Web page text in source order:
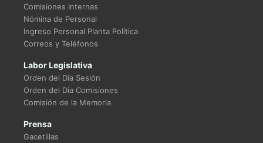
Comisiones Internas
Nómina de Personal
Ingreso Personal Planta Política
Correos y Teléfonos
Labor Legislativa
Orden del Día Sesión
Orden del Día Comisiones
Comisión de la Memoria
Prensa
Gacetillas